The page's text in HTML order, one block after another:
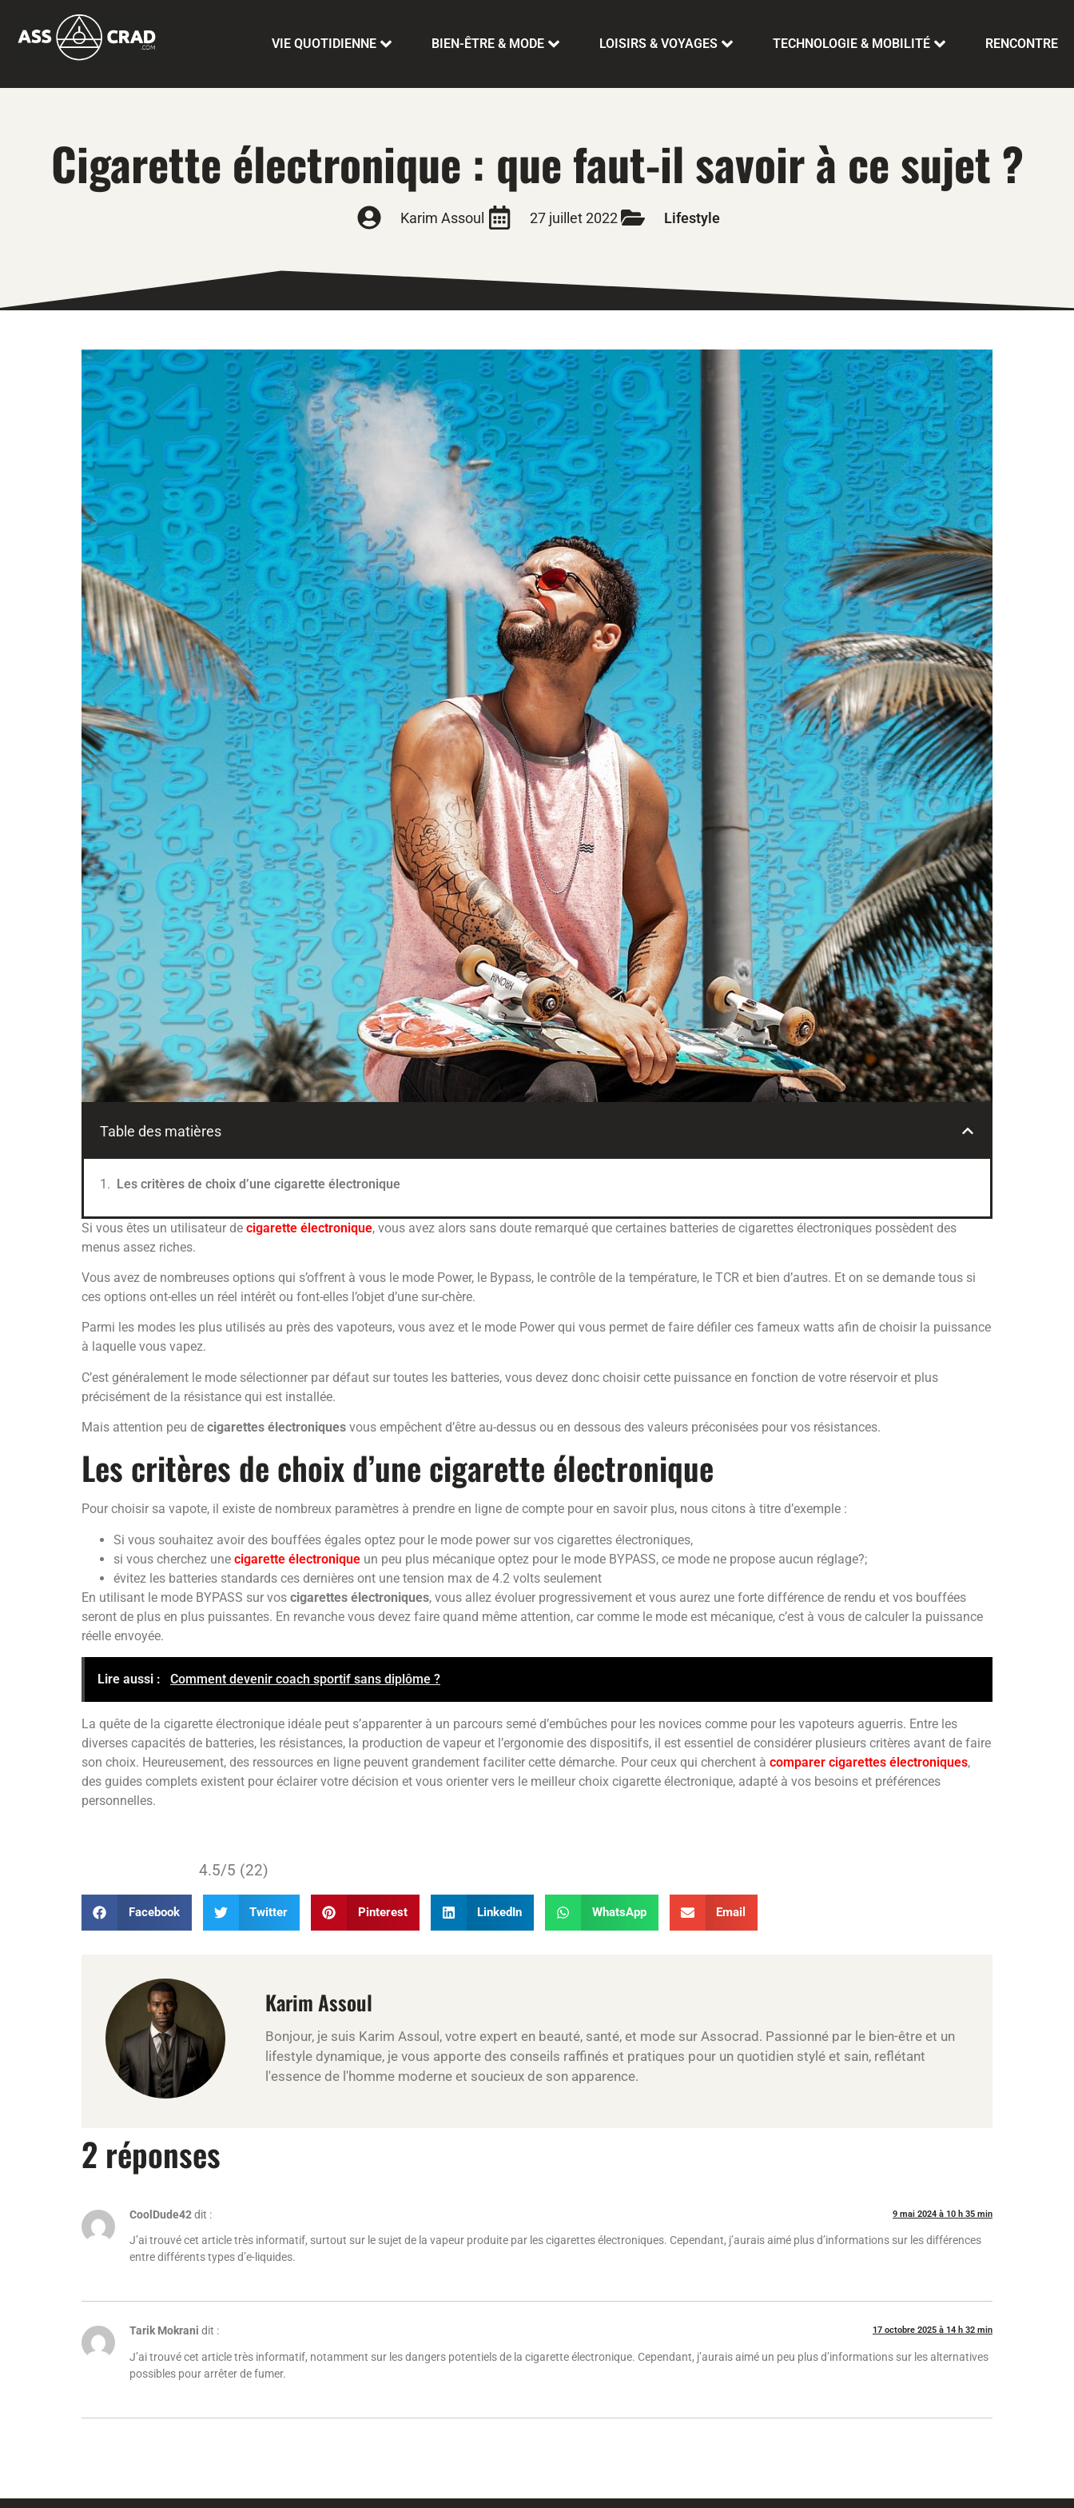
VIE QUOTIDIENNE BIEN-ÊTRE & MODE LOISIRS & VOYAGES TECHNOLOGIE & MOBILITÉ RENCONTRE
Cigarette électronique : que faut-il savoir à ce sujet ?
Karim Assoul 27 juillet 2022 Lifestyle
Table des matières
Les critères de choix d’une cigarette électronique
Si vous êtes un utilisateur de cigarette électronique, vous avez alors sans doute remarqué que certaines batteries de cigarettes électroniques possèdent des
menus assez riches.
Vous avez de nombreuses options qui s’offrent à vous le mode Power, le Bypass, le contrôle de la température, le TCR et bien d’autres. Et on se demande tous si
ces options ont-elles un réel intérêt ou font-elles l’objet d’une sur-chère.
Parmi les modes les plus utilisés au près des vapoteurs, vous avez et le mode Power qui vous permet de faire défiler ces fameux watts afin de choisir la puissance
à laquelle vous vapez.
C’est généralement le mode sélectionner par défaut sur toutes les batteries, vous devez donc choisir cette puissance en fonction de votre réservoir et plus
précisément de la résistance qui est installée.
Mais attention peu de cigarettes électroniques vous empêchent d’être au-dessus ou en dessous des valeurs préconisées pour vos résistances.
Les critères de choix d’une cigarette électronique
Pour choisir sa vapote, il existe de nombreux paramètres à prendre en ligne de compte pour en savoir plus, nous citons à titre d’exemple :
Si vous souhaitez avoir des bouffées égales optez pour le mode power sur vos cigarettes électroniques,
si vous cherchez une cigarette électronique un peu plus mécanique optez pour le mode BYPASS, ce mode ne propose aucun réglage?;
évitez les batteries standards ces dernières ont une tension max de 4.2 volts seulement
En utilisant le mode BYPASS sur vos cigarettes électroniques, vous allez évoluer progressivement et vous aurez une forte différence de rendu et vos bouffées
seront de plus en plus puissantes. En revanche vous devez faire quand même attention, car comme le mode est mécanique, c’est à vous de calculer la puissance
réelle envoyée.
Lire aussi : Comment devenir coach sportif sans diplôme ?
La quête de la cigarette électronique idéale peut s’apparenter à un parcours semé d’embûches pour les novices comme pour les vapoteurs aguerris. Entre les
diverses capacités de batteries, les résistances, la production de vapeur et l’ergonomie des dispositifs, il est essentiel de considérer plusieurs critères avant de faire
son choix. Heureusement, des ressources en ligne peuvent grandement faciliter cette démarche. Pour ceux qui cherchent à comparer cigarettes électroniques,
des guides complets existent pour éclairer votre décision et vous orienter vers le meilleur choix cigarette électronique, adapté à vos besoins et préférences
personnelles.
4.5/5 (22)
Facebook Twitter Pinterest LinkedIn WhatsApp Email
Karim Assoul
Bonjour, je suis Karim Assoul, votre expert en beauté, santé, et mode sur Assocrad. Passionné par le bien-être et un
lifestyle dynamique, je vous apporte des conseils raffinés et pratiques pour un quotidien stylé et sain, reflétant
l'essence de l'homme moderne et soucieux de son apparence.
2 réponses
CoolDude42dit : 9 mai 2024 à 10 h 35 min
J’ai trouvé cet article très informatif, surtout sur le sujet de la vapeur produite par les cigarettes électroniques. Cependant, j’aurais aimé plus d’informations sur les différences
entre différents types d’e-liquides.
Tarik Mokrani dit : 17 octobre 2025 à 14 h 32 min
J’ai trouvé cet article très informatif, notamment sur les dangers potentiels de la cigarette électronique. Cependant, j’aurais aimé un peu plus d’informations sur les alternatives
possibles pour arrêter de fumer.